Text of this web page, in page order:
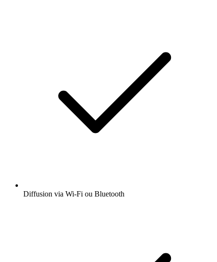
Diffusion via Wi-Fi ou Bluetooth